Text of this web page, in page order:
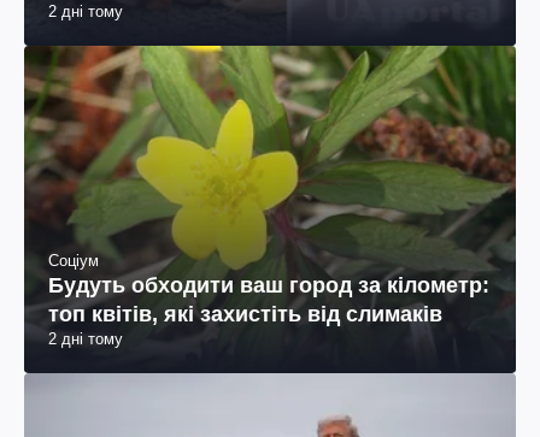
2 дні тому
Соціум
Будуть обходити ваш город за кілометр:
топ квітів, які захистіть від слимаків
2 дні тому